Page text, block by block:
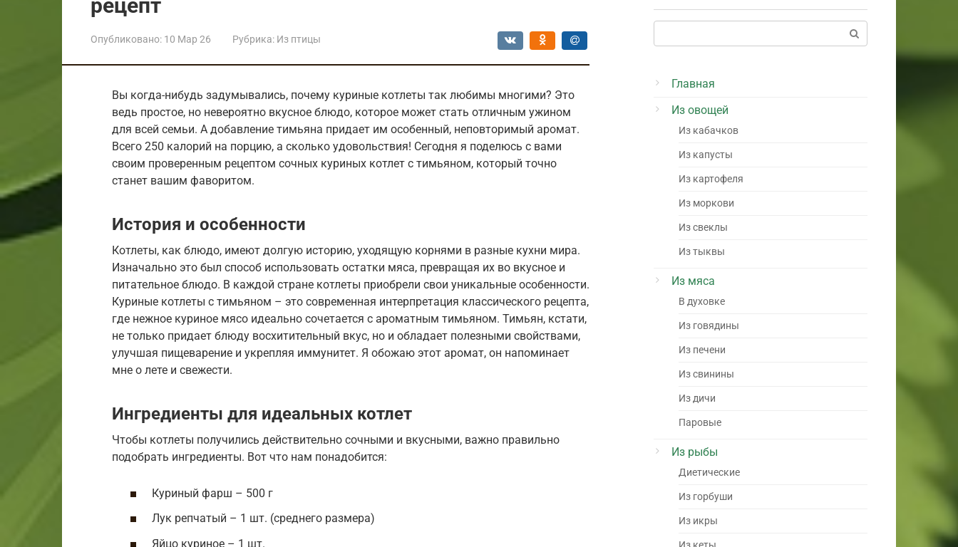
рецепт
Опубликовано: 10 Мар 26 Рубрика: Из птицы
Вы когда-нибудь задумывались, почему куриные котлеты так любимы многими? Это
ведь простое, но невероятно вкусное блюдо, которое может стать отличным ужином
для всей семьи. А добавление тимьяна придает им особенный, неповторимый аромат.
Всего 250 калорий на порцию, а сколько удовольствия! Сегодня я поделюсь с вами
своим проверенным рецептом сочных куриных котлет с тимьяном, который точно
станет вашим фаворитом.
История и особенности
Котлеты, как блюдо, имеют долгую историю, уходящую корнями в разные кухни мира.
Изначально это был способ использовать остатки мяса, превращая их во вкусное и
питательное блюдо. В каждой стране котлеты приобрели свои уникальные особенности.
Куриные котлеты с тимьяном – это современная интерпретация классического рецепта,
где нежное куриное мясо идеально сочетается с ароматным тимьяном. Тимьян, кстати,
не только придает блюду восхитительный вкус, но и обладает полезными свойствами,
улучшая пищеварение и укрепляя иммунитет. Я обожаю этот аромат, он напоминает
мне о лете и свежести.
Ингредиенты для идеальных котлет
Чтобы котлеты получились действительно сочными и вкусными, важно правильно
подобрать ингредиенты. Вот что нам понадобится:
Куриный фарш – 500 г
Лук репчатый – 1 шт. (среднего размера)
Яйцо куриное – 1 шт.
Главная
Из овощей
Из кабачков
Из капусты
Из картофеля
Из моркови
Из свеклы
Из тыквы
Из мяса
В духовке
Из говядины
Из печени
Из свинины
Из дичи
Паровые
Из рыбы
Диетические
Из горбуши
Из икры